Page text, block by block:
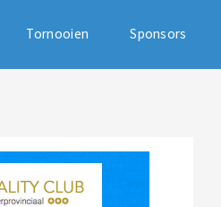
Tornooien Sponsors